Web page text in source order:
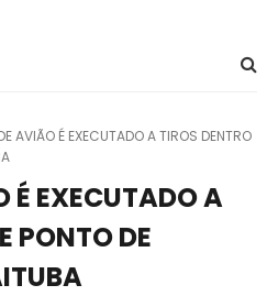
AVIÃO É EXECUTADO A TIROS DENTRO
É EXECUTADO A
PONTO DE